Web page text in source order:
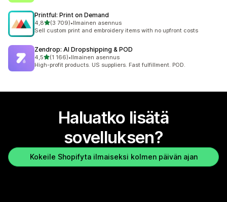
Printful: Print on Demand
4,8/ 5 tähteä
(3 709)
3709 arvostelua yhteensä
•Ilmainen asennus
Sell custom print and embroidery items with no upfront costs
Zendrop: AI Dropshipping & POD
4,5/ 5 tähteä
(1 166)
1166 arvostelua yhteensä
•Ilmainen asennus
High-profit products. US suppliers. Fast fulfillment. POD.
Haluatko lisätä
sovelluksen?
Kokeile Shopifyta ilmaiseksi kolmen päivän ajan